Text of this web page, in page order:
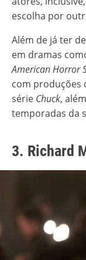
escolha por
Além de já ter
em dramas
American Horror
com produções
série Chuck,
temporadas da
3. Richard